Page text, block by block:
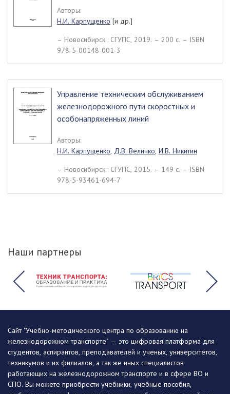
Авторы:
Н.И. Карпущенко [и др.]
– Новосибирск : СГУПС, 2019. – 200 c. – ISBN
978-5-00148-001-3
Управление техническим обслуживанием
железнодорожного пути скоростных и
особонапряженных линий
Авторы:
Н.И. Карпущенко, Д.В. Величко, И.В. Никитин
– Новосибирск : СГУПС, 2015. – 149 c. – ISBN
978-5-93461-694-7
Наши партнеры
Сайт "Учебно-методического центра по образованию на
железнодорожном транспорте" — это цифровая платформа для
студентов, аспирантов, преподавателей и ученых, университетов,
техникумов и их филиалов, а так же иных специалистов
работающих на железнодорожном транспорте и в сфере ВО и
СПО. Вы можете приобрести учебники, учебные пособия,